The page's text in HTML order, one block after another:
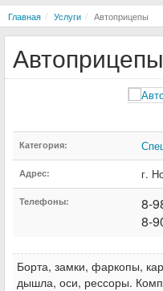
Главная Услуги Автоприцепы
Автоприцепы
Категория:
Адрес: г.
Телефоны:
8-
8-
Борта, замки, фаркопы,
дышла, оси, рессоры.